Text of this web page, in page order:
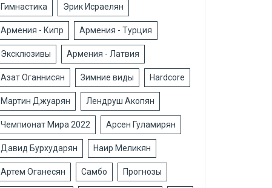
Гимнастика Эрик Исраелян
Армения - Кипр Армения - Турция
Эксклюзивы Армения - Латвия
Азат Оганнисян Зимние виды Hardcore
Мартин Джуарян Лендруш Акопян
Чемпионат Мира 2022 Арсен Гуламирян
Давид Бурхударян Наир Меликян
Артем Оганесян Самбо Прогнозы